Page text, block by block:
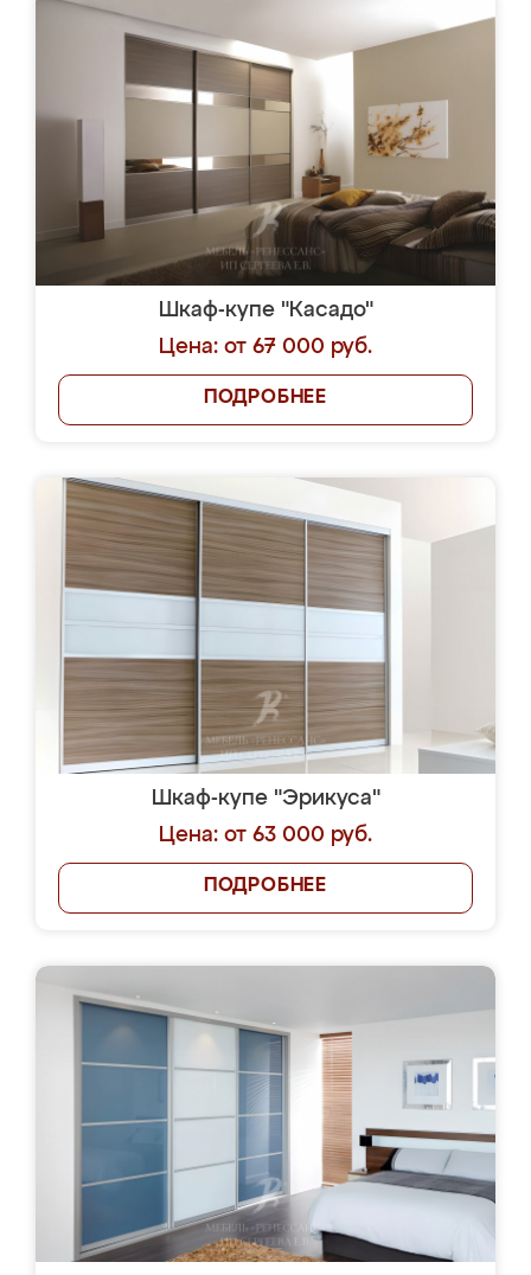
Шкаф-купе "Касадо"
Цена: от 67 000 руб.
ПОДРОБНЕЕ
Шкаф-купе "Эрикуса"
Цена: от 63 000 руб.
ПОДРОБНЕЕ